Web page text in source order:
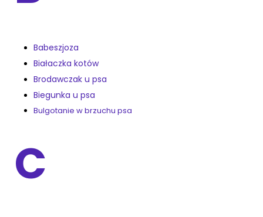
Babeszjoza
Białaczka kotów
Brodawczak u psa
Biegunka u psa
Bulgotanie w brzuchu psa
C